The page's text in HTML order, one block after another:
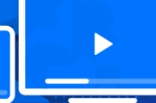
Branco, ilha do Faial